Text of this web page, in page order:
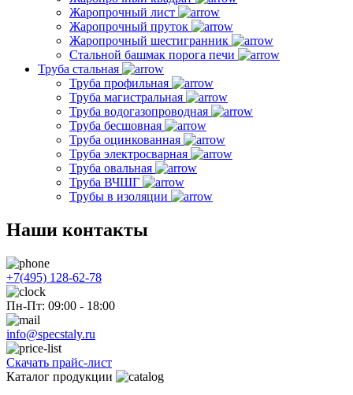
Жаропрочный лист
Жаропрочный пруток
Жаропрочный шестигранник
Стальной башмак порога печи
Труба стальная
Труба профильная
Труба магистральная
Труба водогазопроводная
Труба бесшовная
Труба оцинкованная
Труба электросварная
Труба овальная
Труба ВЧШГ
Трубы в изоляции
Наши контакты
+7(495) 128-62-78
Пн-Пт: 09:00 - 18:00
info@specstaly.ru
Скачать прайс-лист
Каталог продукции